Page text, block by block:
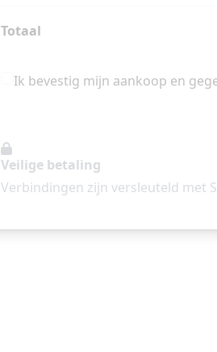
Totaal
Ik bevestig mijn aankoop en
Veilige betaling
Verbindingen zijn versleuteld met